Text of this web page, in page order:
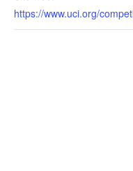
https://www.uci.org/